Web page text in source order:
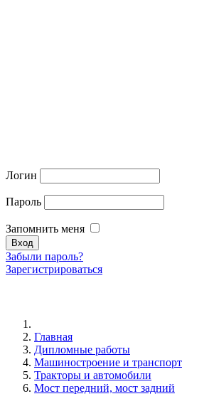
Логин
Пароль
Запомнить меня
Забыли пароль?
Зарегистрироваться
Главная
Дипломные работы
Машиностроение и транспорт
Тракторы и автомобили
Мост передний, мост задний